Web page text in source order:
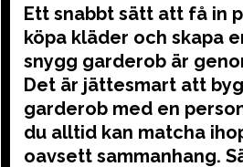
Ett snabbt sätt att få in
köpa kläder och skapa
snygg garderob är
Det är jättesmart att
garderob med en
du alltid kan matcha
oavsett sammanhang.